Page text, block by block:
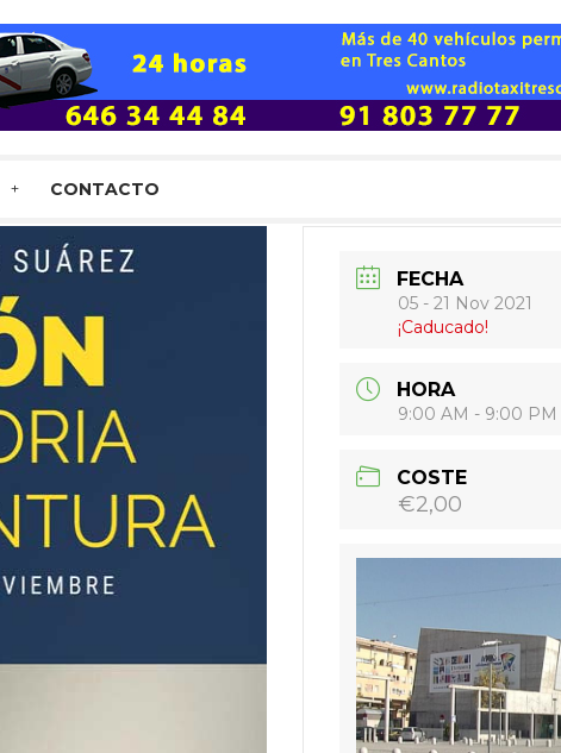
CONTACTO
FECHA
05 - 21 Nov 2021
¡Caducado!
HORA
9:00 AM - 9:00 PM
COSTE
€2,00